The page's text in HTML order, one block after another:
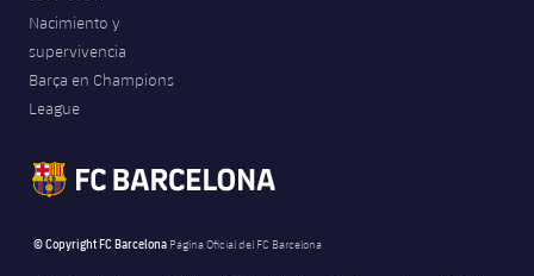
Nacimiento y
supervivencia
Barça en Champions
League
© Copyright FC Barcelona Página Oficial del FC Barcelona